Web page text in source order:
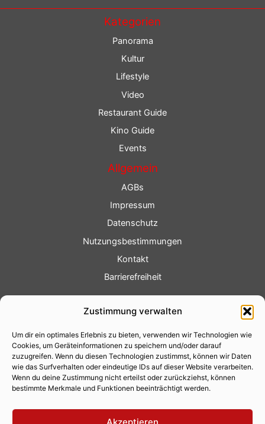
Zustimmung verwalten
Um dir ein optimales Erlebnis zu bieten, verwenden wir Technologien wie
Cookies, um Geräteinformationen zu speichern und/oder darauf
zuzugreifen. Wenn du diesen Technologien zustimmst, können wir Daten
wie das Surfverhalten oder eindeutige IDs auf dieser Website verarbeiten.
Wenn du deine Zustimmung nicht erteilst oder zurückziehst, können
bestimmte Merkmale und Funktionen beeinträchtigt werden.
Akzeptieren
Kategorien
Panorama
Kultur
Lifestyle
Video
Restaurant Guide
Kino Guide
Events
Allgemein
AGBs
Impressum
Datenschutz
Nutzungsbestimmungen
Kontakt
Barrierefreiheit
Fotoservice
Videoservice
Werbung
Contenterstellung
Lokalnachrichten
Lokalfernsehen